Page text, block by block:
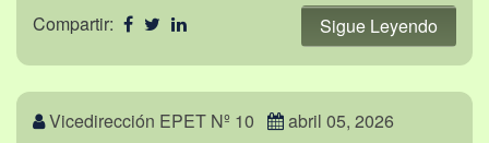
Compartir:
Sigue Leyendo
Vicedirección EPET Nº 10
abril 05, 2026